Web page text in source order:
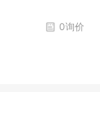
0询价